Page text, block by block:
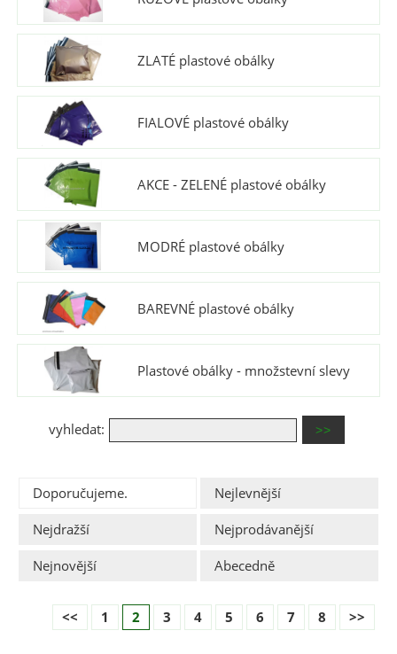
ZLATÉ plastové obálky
FIALOVÉ plastové obálky
AKCE - ZELENÉ plastové obálky
MODRÉ plastové obálky
BAREVNÉ plastové obálky
Plastové obálky - množstevní slevy
vyhledat:
Doporučujeme.
Nejlevnější
Nejdražší
Nejprodávanější
Nejnovější
Abecedně
<< 1 2 3 4 5 6 7 8 >>